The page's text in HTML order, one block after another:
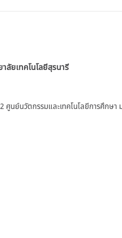
ลัยเทคโนโลยีสุรนารี
วัตกรรมและเทคโนโลยีการศึกษา ม